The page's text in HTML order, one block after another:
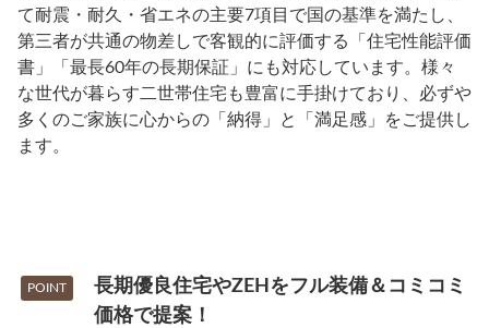
て耐震・耐久・省エネの主要7項目で国の基準を満たし、
第三者が共通の物差しで客観的に評価する「住宅性能評価
書」「最長60年の長期保証」にも対応しています。様々
な世代が暮らす二世帯住宅も豊富に手掛けており、必ずや
多くのご家族に心からの「納得」と「満足感」をご提供し
ます。
POINT
長期優良住宅やZEHをフル装備＆コミコミ
価格で提案！